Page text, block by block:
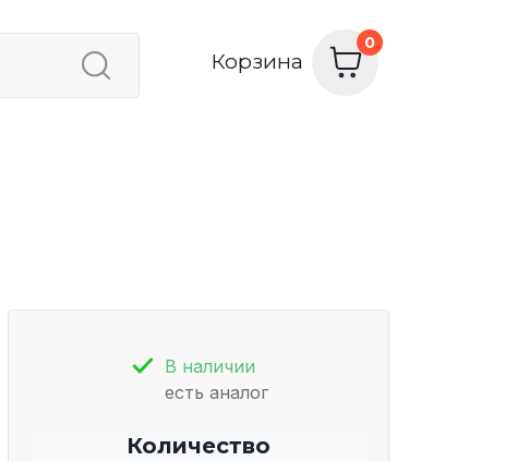
Корзина
В наличии
есть аналог
Количество